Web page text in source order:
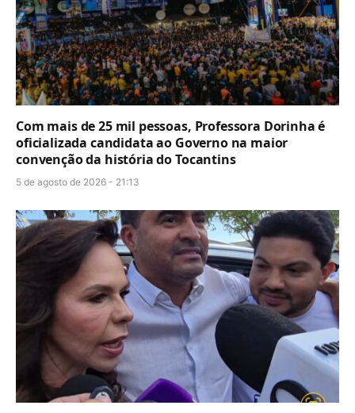
Com mais de 25 mil pessoas, Professora Dorinha é
oficializada candidata ao Governo na maior
convenção da história do Tocantins
5 de agosto de 2026 - 21:13